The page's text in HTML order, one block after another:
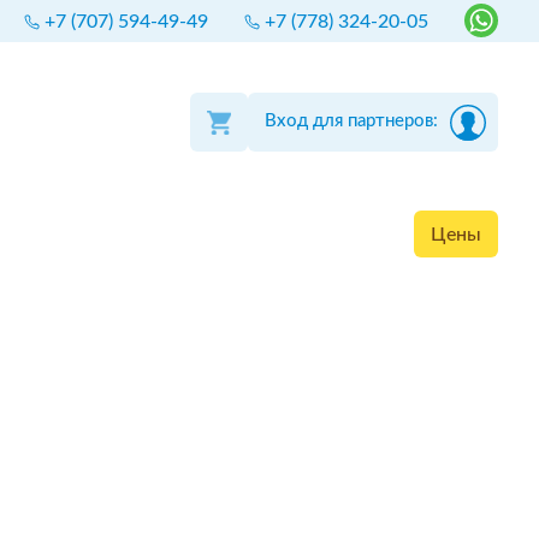
+7 (707) 594-49-49 +7 (778) 324-20-05
Вход для партнеров:
Цены